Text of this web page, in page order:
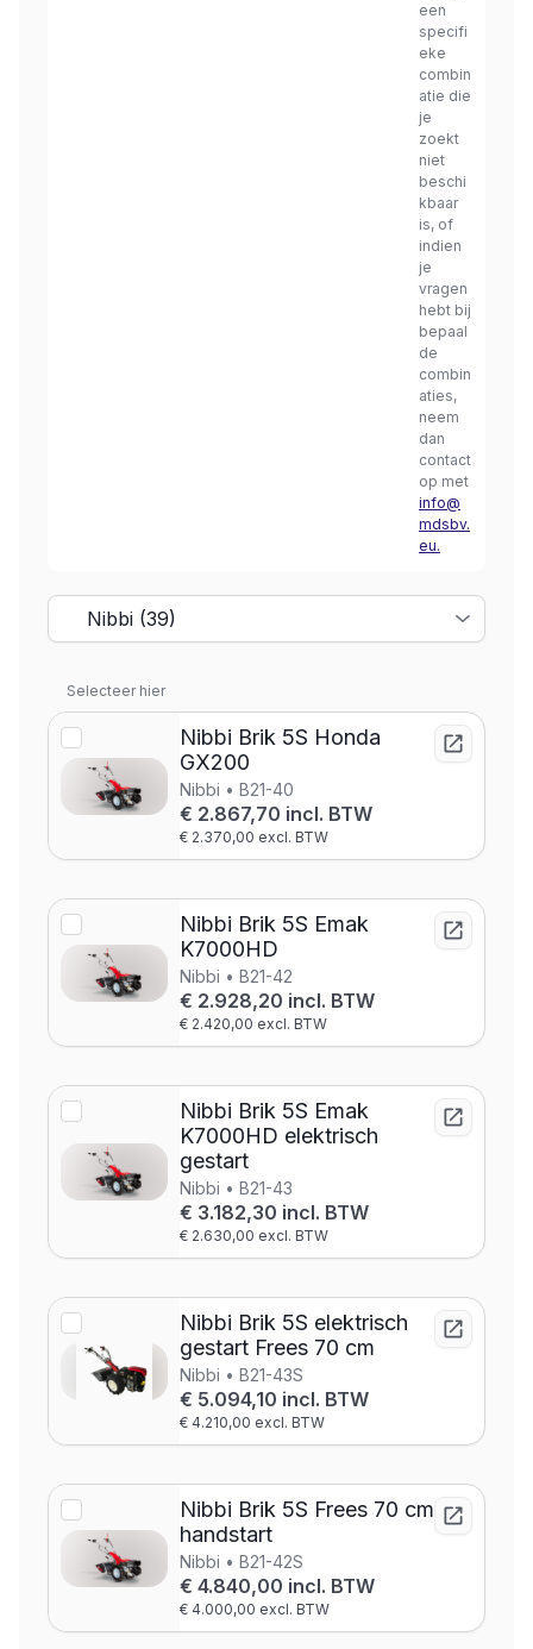
een
specifi
eke
combin
atie die
je
zoekt
niet
beschi
kbaar
is, of
indien
je
vragen
hebt bij
bepaal
de
combin
aties,
neem
dan
contact
op met
info@
mdsbv.
eu.
Selecteer hier
Nibbi Brik 5S Honda
GX200
Nibbi • B21-40
€ 2.867,70 incl. BTW
€ 2.370,00 excl. BTW
Nibbi Brik 5S Emak
K7000HD
Nibbi • B21-42
€ 2.928,20 incl. BTW
€ 2.420,00 excl. BTW
Nibbi Brik 5S Emak
K7000HD elektrisch
gestart
Nibbi • B21-43
€ 3.182,30 incl. BTW
€ 2.630,00 excl. BTW
Nibbi Brik 5S elektrisch
gestart Frees 70 cm
Nibbi • B21-43S
€ 5.094,10 incl. BTW
€ 4.210,00 excl. BTW
Nibbi Brik 5S Frees 70 cm
handstart
Nibbi • B21-42S
€ 4.840,00 incl. BTW
€ 4.000,00 excl. BTW